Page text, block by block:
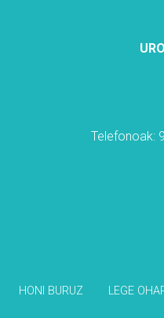
Telefonoak:
HONI BURUZ LEGE